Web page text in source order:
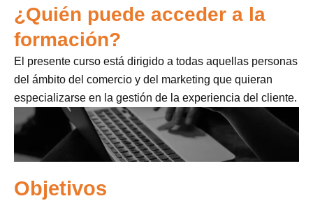
¿Quién puede acceder a la
formación?
El presente curso está dirigido a todas aquellas personas
del ámbito del comercio y del marketing que quieran
especializarse en la gestión de la experiencia del cliente.
Objetivos